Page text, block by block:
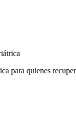
para quienes